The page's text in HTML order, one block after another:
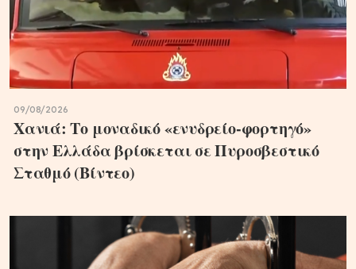
09/08/2026
Χανιά: Το μοναδικό «ενυδρείο-φορτηγό»
στην Ελλάδα βρίσκεται σε Πυροσβεστικό
Σταθμό (Βίντεο)